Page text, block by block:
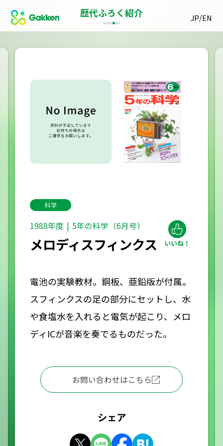
JP/EN
歴代ふろく紹介
科学
1988年度 5年の科学（6月号）
メロディスフィンクス
電池の実験教材。銅板、亜鉛版が付属。
スフィンクスの足の部分にセットし、水
や食塩水を入れると電気が起こり、メロ
ディICが音楽を奏でるものだった。
お問い合わせはこちら
シェア